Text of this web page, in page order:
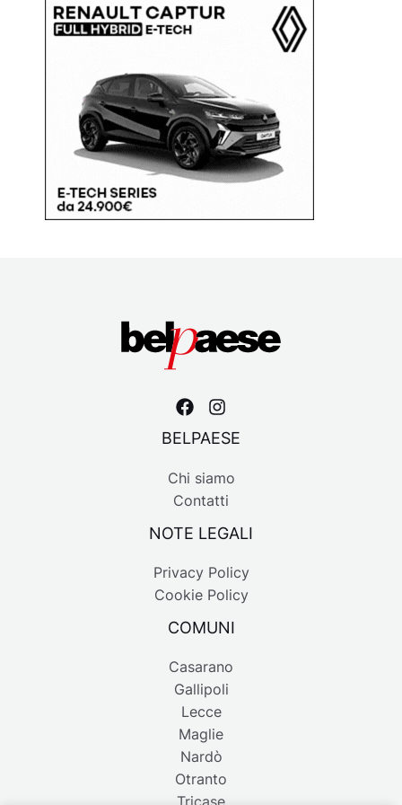
BELPAESE
Chi siamo
Contatti
NOTE LEGALI
Privacy Policy
Cookie Policy
COMUNI
Casarano
Gallipoli
Lecce
Maglie
Nardò
Otranto